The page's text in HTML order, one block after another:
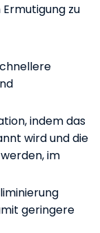
zu
indem das
wird und die
im
geringere